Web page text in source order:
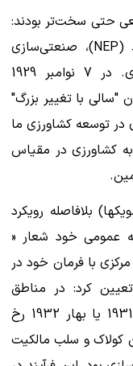
حتی سخت‌تر بودند:
پایان دادن به سیاست اقتصادی جدید (NEP)، صنعتی‌سازی
اجباری و اشتراکی سازی کامل کشاورزی. در 7 نوامبر 1929
"سالی با تغییر بزرگ"
در توسعه کشاورزی ما
کشاورزی در مقیاس
بلافاصله رویکرد
عمومی خود شعار «
با فرمان خود در
نیز تعیین کرد: در مناطق
غله‌روی این تغییر باید حداکثر تا پاییز 1931 یا بهار 1932 رخ
کولاک و سلب مالکیت